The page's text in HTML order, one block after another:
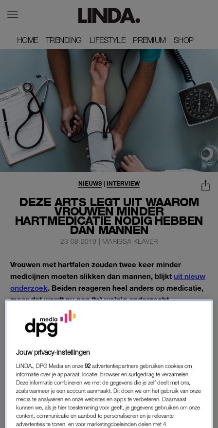
HOME
HOME TRENDING
TRENDING LIFESTYLE
LIFESTYLE PREMIUM
PREMIUM SHOP
SHOP
DEZE ARTS LEGT UIT WAAROM
VROUWEN MINDER
HARTMEDICATIE NODIG HEBBEN
DAN MANNEN
NIEUWS | INTERVIEW
23-08-2019 | MARISSA KLAVER
Vrouwen met hartfalen zouden twee keer minder
medicijnen moeten slikken dan mannen, blijkt uit nieuw
onderzoek. Beiden reageren heel anders op medicatie,
maar dat wordt nu nog (te) weinig onderzocht.
Maar gooi niet meteen je hele pillendoos weg, zegt arts-
tegenLINDA.nl.
BIOLOGISCHE VERSCHILLEN
Op dit moment is de behandeling van hartfalen voor vrouwen
en mannen precies hetzelfde. Net als tachtig procent van alle
medicijnen wordt hartfalenmedicatie vooral op mannen getest.
Jouw privacy-instellingen
LINDA., DPG Media en onze92 advertentiepartners gebruiken cookies om
informatie over je apparaat, locatie, browser en surfgedrag te verzamelen.
Deze informatie combineren we met de gegevens die je zelf deelt met ons,
zoals wanneer je een account aanmaakt. Dit doen we om het gebruik van onze
media te analyseren en onze websites en apps te verbeteren. Daarnaast
kunnen we, als je hier toestemming voor geeft, je gegevens gebruiken om onze
content, communicatie en aanbod te personaliseren en je relevante
advertenties te tonen, en voor marketingdoeleinden delen met 4